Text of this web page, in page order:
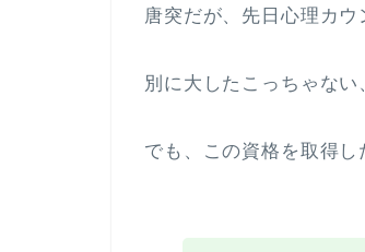
唐突だが、先日 心理カウ
別に大したこっちゃない
でも、この資格を取得し